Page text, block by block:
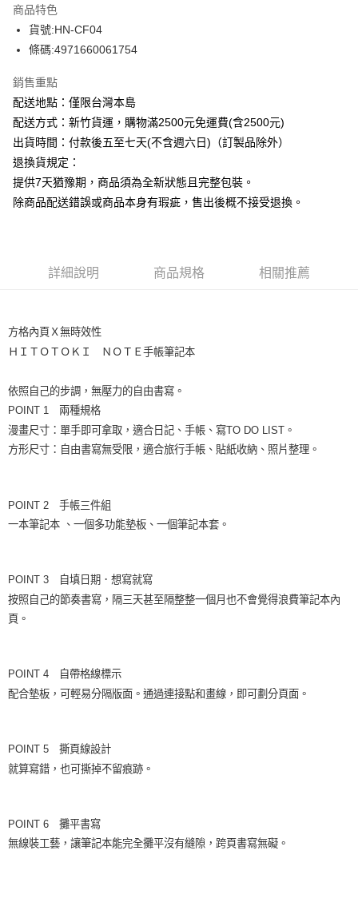
運送方式
下單前請先詢問庫存
每筆NT$130，滿NT$2,500(含以上)免運費
商品特色
貨號:HN-CF04
條碼:4971660061754
銷售重點
配送地點：僅限台灣本島
配送方式：新竹貨運，購物滿2500元免運費(含2500元)
出貨時間：付款後五至七天(不含週六日)（訂製品除外）
退換貨規定：
提供7天猶豫期，商品須為全新狀態且完整包裝。
除商品配送錯誤或商品本身有瑕疵，售出後概不接受退換。
詳細說明 商品規格 相關推薦
方格內頁Ｘ無時效性
ＨＩＴＯＴＯＫＩ ＮＯＴＥ手帳筆記本
依照自己的步調，無壓力的自由書寫。
POINT 1 兩種規格
漫畫尺寸：單手即可拿取，適合日記、手帳、寫TO DO LIST。
方形尺寸：自由書寫無受限，適合旅行手帳、貼紙收納、照片整理。
POINT 2 手帳三件組
一本筆記本 、一個多功能墊板、一個筆記本套。
POINT 3 自填日期．想寫就寫
按照自己的節奏書寫，隔三天甚至隔整整一個月也不會覺得浪費筆記本內
頁。
POINT 4 自帶格線標示
配合墊板，可輕易分隔版面。通過連接點和畫線，即可劃分頁面。
POINT 5 撕頁線設計
就算寫錯，也可撕掉不留痕跡。
POINT 6 攤平書寫
無線裝工藝，讓筆記本能完全攤平沒有縫隙，跨頁書寫無礙。